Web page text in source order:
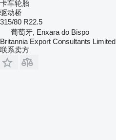
卡车轮胎
驱动桥
315/80 R22.5
葡萄牙, Enxara do Bispo
Britannia Export Consultants Limited
联系卖方